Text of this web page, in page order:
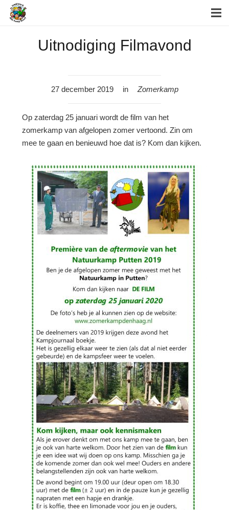
Uitnodiging Filmavond
27 december 2019 in Zomerkamp
Op zaterdag 25 januari wordt de film van het
zomerkamp van afgelopen zomer vertoond. Zin om
mee te gaan en benieuwd hoe dat is? Kom dan kijken.